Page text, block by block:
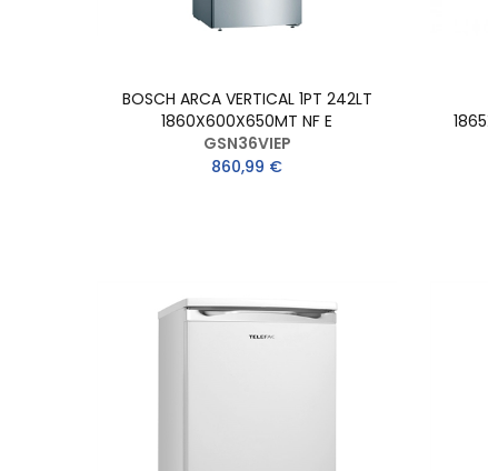
BOSCH ARCA VERTICAL 1PT 242LT
1860X600X650MT NF E
GSN36VIEP
860,99 €